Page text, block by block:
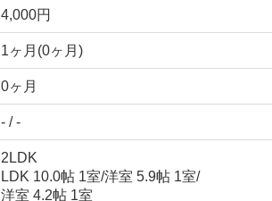
4,000円
1ヶ月(0ヶ月)
0ヶ月
- / -
2LDK
LDK 10.0帖 1室/洋室 5.9帖 1室/
洋室 4.2帖 1室